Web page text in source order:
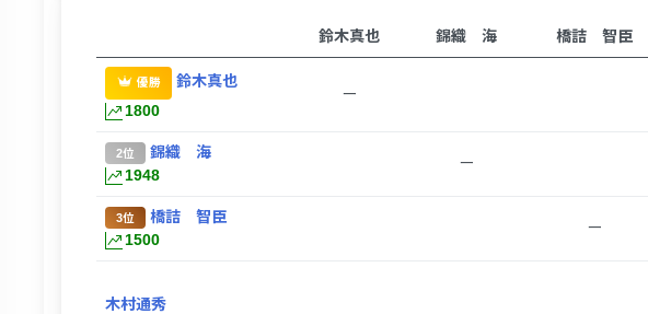
鈴木真也 錦織 海 橋詰 智臣
優勝
鈴木真也
1800
ー
2位
錦織 海
1948
ー
3位
橋詰 智臣
1500
ー
木村通秀